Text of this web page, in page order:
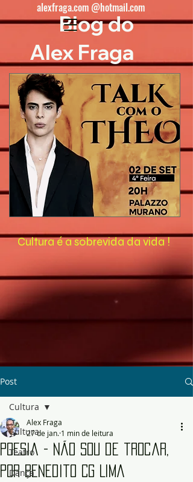
Cultura é a sobrevida da vida !
Blog do
Alex Fraga
alexfraga.com @hotmail.com
Post
Cultura
Teatro
Dança
Cultura
Poesia - Não sou de trocar,
por Benedito CG Lima
Alex Fraga
27 de jan. 1 min de leitura